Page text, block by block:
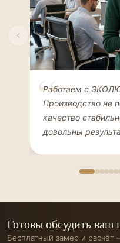
Елена
ДИЗАЙНЕР
Работаем с
Производство не
качество
довольны
Готовы обсудить ваш
Бесплатный замер и